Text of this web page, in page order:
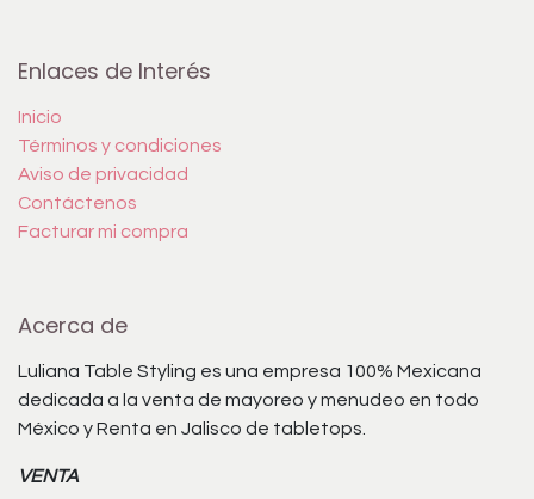
Enlaces de Interés
Inicio
Términos y condiciones
Aviso de privacidad
Contáctenos
Facturar mi compra
Acerca de
Luliana Table Styling es una empresa 100% Mexicana
dedicada a la venta de mayoreo y menudeo en todo
México y Renta en Jalisco de tabletops.
VENTA